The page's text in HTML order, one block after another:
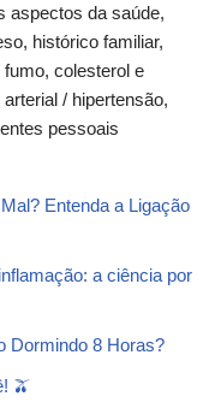
aspectos da saúde,
histórico familiar,
colesterol e
/ hipertensão,
pessoais
Entenda a Ligação
a ciência por
Dormindo 8 Horas?
🫒